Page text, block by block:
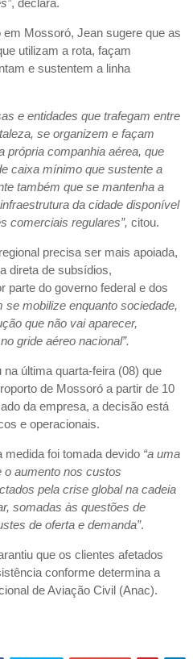
, declara.
Mossoró, Jean sugere que as
utilizam a rota, façam
e sustentem a linha
e entidades que trafegam entre
se organizem e façam
própria companhia aérea, que
caixa mínimo que sustente a
também que se mantenha a
da cidade disponível
comerciais regulares”, citou.
precisa ser mais apoiada,
direta de subsídios,
parte do governo federal e dos
se mobilize enquanto sociedade,
que não vai aparecer,
gride aéreo nacional”.
última quarta-feira (08) que
de Mossoró a partir de 10
da empresa, a decisão está
e operacionais.
medida foi tomada devido“a uma
o aumento nos custos
pela crise global na cadeia
somadas às questões de
de oferta e demanda”.
que os clientes afetados
conforme determina a
de Aviação Civil (Anac).